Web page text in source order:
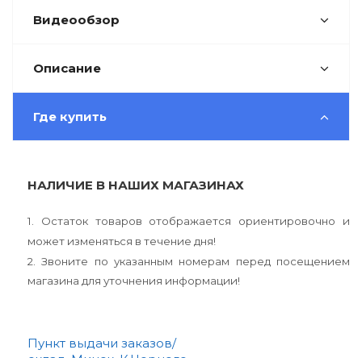
Описание
Видеообзор
Где купить
НАЛИЧИЕ В НАШИХ МАГАЗИНАХ
1. Остаток товаров отображается ориентировочно и
может изменяться в течение дня!
2. Звоните по указанным номерам перед посещением
магазина для уточнения информации!
Пункт выдачи заказов/